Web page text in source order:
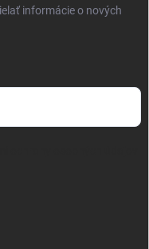
informácie o nových